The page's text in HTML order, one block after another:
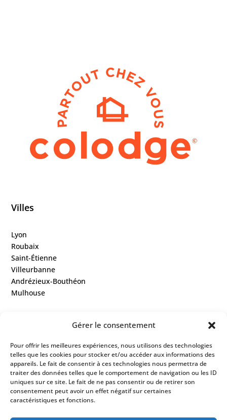
Gérer le consentement
Pour offrir les meilleures expériences, nous utilisons des technologies
telles que les cookies pour stocker et/ou accéder aux informations des
appareils. Le fait de consentir à ces technologies nous permettra de
traiter des données telles que le comportement de navigation ou les ID
uniques sur ce site. Le fait de ne pas consentir ou de retirer son
consentement peut avoir un effet négatif sur certaines
caractéristiques et fonctions.
Villes
Lyon
Roubaix
Saint-Étienne
Villeurbanne
Andrézieux-Bouthéon
Mulhouse
Contact
Colodge
À propos